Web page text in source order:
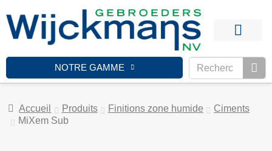
NOTRE GAMME
Accueil Produits Finitions zone humide
Ciments
MiXem Sub